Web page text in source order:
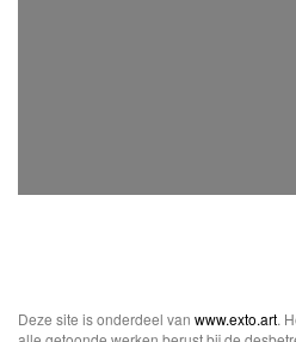
Deze site is onderdeel van www.exto.art.